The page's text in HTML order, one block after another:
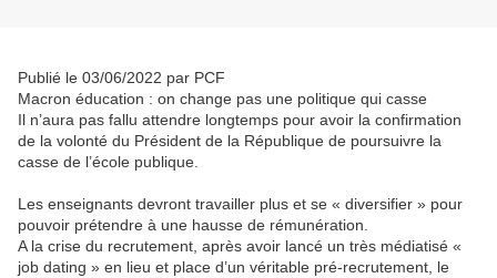
Publié le 03/06/2022 par PCF
Macron éducation : on change pas une politique qui casse
Il n’aura pas fallu attendre longtemps pour avoir la confirmation
de la volonté du Président de la République de poursuivre la
casse de l’école publique.
Les enseignants devront travailler plus et se « diversifier » pour
pouvoir prétendre à une hausse de rémunération.
A la crise du recrutement, après avoir lancé un très médiatisé «
job dating » en lieu et place d’un véritable pré-recrutement, le